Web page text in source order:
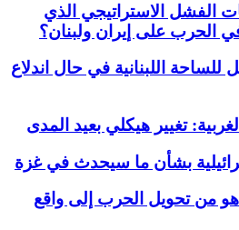
الفشل الاستراتيجي الذي
الحرب على إيران ولبنان؟
اللبنانية في حال اندلاع
تغيير هيكلي بعيد المدى
بشأن ما سيحدث في غزة
من تحويل الحرب إلى واقع